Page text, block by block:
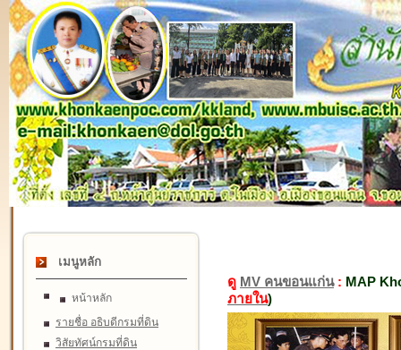
เมนูหลัก
หน้าหลัก
รายชื่อ อธิบดีกรมที่ดิน
วิสัยทัศน์กรมที่ดิน
ดู MV คนขอนแก่น: MAP
ภายใน)